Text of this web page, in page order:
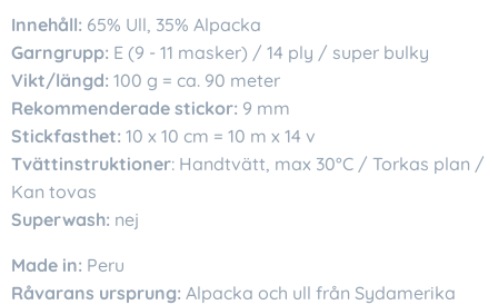
Innehåll: 65% Ull, 35% Alpacka
Garngrupp: E (9 - 11 masker) / 14 ply / super bulky
Vikt/längd: 100 g = ca. 90 meter
Rekommenderade stickor: 9 mm
Stickfasthet: 10 x 10 cm = 10 m x 14 v
Tvättinstruktioner: Handtvätt, max 30°C / Torkas plan /
Kan tovas
Superwash: nej
Made in: Peru
Råvarans ursprung: Alpacka och ull från Sydamerika